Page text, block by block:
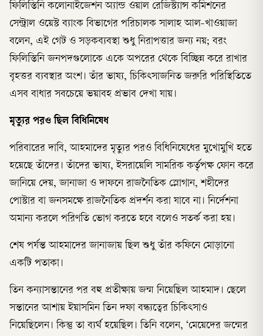
ফিলিস্তিনি কলোনাইজেশন অ্যান্ড ওয়াল রেজিস্ট্যান্স কমিশনের
সেন্ট্রাল ওয়েস্ট ব্যাংক বিভাগের পরিচালক সালাহ আল-খাওয়াজা
বলেন, এই গেট ও সড়কব্যবস্থা শুধু নিরাপত্তার জন্য নয়; বরং
ফিলিস্তিনি জনপদগুলোকে একে অপরের থেকে বিচ্ছিন্ন করে রাখার
বৃহত্তর ব্যবস্থার অংশ। তাঁর ভাষ্য, চিকিৎসাজনিত জরুরি পরিস্থিতিতে
এসব বাধার সবচেয়ে ভয়াবহ প্রভাব দেখা যায়।
মৃত্যুর পরও ছিল বিধিনিষেধ
পরিবারের দাবি, আহমাদের মৃত্যুর পরও বিধিনিষেধের মুখোমুখি হতে
হয়েছে তাঁদের। তাঁদের ভাষ্য, ইসরায়েলি সামরিক কর্তৃপক্ষ ফোন করে
জানিয়ে দেয়, জানাজা ও দাফনে রাজনৈতিক স্লোগান, শহীদের
পোস্টার বা জনসমক্ষে রাজনৈতিক প্রদর্শন করা যাবে না। নির্দেশনা
অমান্য করলে পরিণতি ভোগ করতে হবে বলেও সতর্ক করা হয়।
শেষ পর্যন্ত আহমাদের জানাজায় ছিল শুধু তাঁর কফিনে মোড়ানো
একটি পতাকা।
তিন কন্যাসন্তানের পর বহু প্রতীক্ষায় জন্ম নিয়েছিল আহমাদ। ছেলে
সন্তানের আশায় ইয়াসমিন তিন দফা বন্ধ্যত্বের চিকিৎসাও
নিয়েছিলেন। কিন্তু তা ব্যর্থ হয়েছিল। তিনি বলেন, ‘মেয়েদের জন্মের